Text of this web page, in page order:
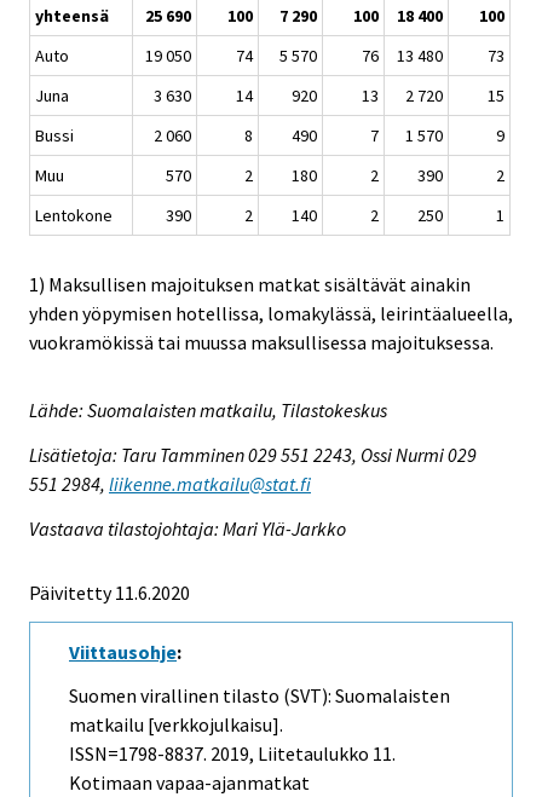
yhteensä
25 690 100 7 290 100 18 400
100
Auto
19 050 74 5 570 76 13 480
73
Juna
3 630 14 920 13 2 720
15
Bussi
2 060 8 490 7 1 570
9
Muu
570 2 180 2 390
2
Lentokone
390 2 140 2 250 1
1) Maksullisen majoituksen matkat sisältävät ainakin
yhden yöpymisen hotellissa, lomakylässä, leirintäalueella,
vuokramökissä tai muussa maksullisessa majoituksessa.
Lähde: Suomalaisten matkailu, Tilastokeskus
Lisätietoja: Taru Tamminen 029 551 2243, Ossi Nurmi 029
551 2984, liikenne.matkailu@stat.fi
Vastaava tilastojohtaja: Mari Ylä-Jarkko
Päivitetty 11.6.2020
Viittausohje:
Suomen virallinen tilasto (SVT): Suomalaisten
matkailu [verkkojulkaisu].
ISSN=1798-8837. 2019, Liitetaulukko 11.
Kotimaan vapaa-ajanmatkat